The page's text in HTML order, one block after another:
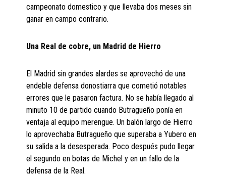
campeonato domestico y que llevaba dos meses sin
ganar en campo contrario.
Una Real de cobre, un Madrid de Hierro
El Madrid sin grandes alardes se aprovechó de una
endeble defensa donostiarra que cometió notables
errores que le pasaron factura. No se había llegado al
minuto 10 de partido cuando Butragueño ponía en
ventaja al equipo merengue. Un balón largo de Hierro
lo aprovechaba Butragueño que superaba a Yubero en
su salida a la desesperada. Poco después pudo llegar
el segundo en botas de Michel y en un fallo de la
defensa de la Real.